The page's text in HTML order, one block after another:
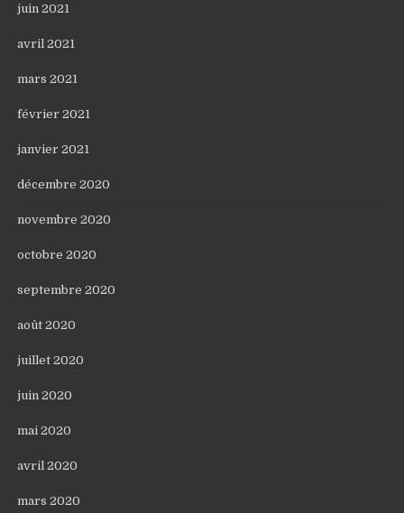
juin 2021
avril 2021
mars 2021
février 2021
janvier 2021
décembre 2020
novembre 2020
octobre 2020
septembre 2020
août 2020
juillet 2020
juin 2020
mai 2020
avril 2020
mars 2020